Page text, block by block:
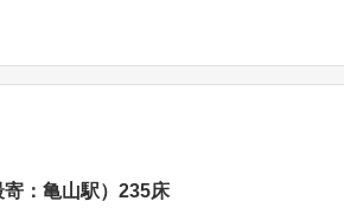
：亀山駅）235床